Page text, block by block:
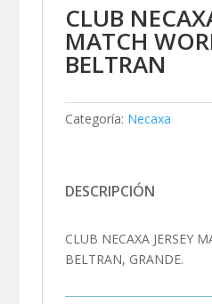
CLUB
MATCH
BELTRAN
Categoría: Necaxa
DESCRIPCIÓN
CLUB NECAXA JERSEY
BELTRAN, GRANDE.